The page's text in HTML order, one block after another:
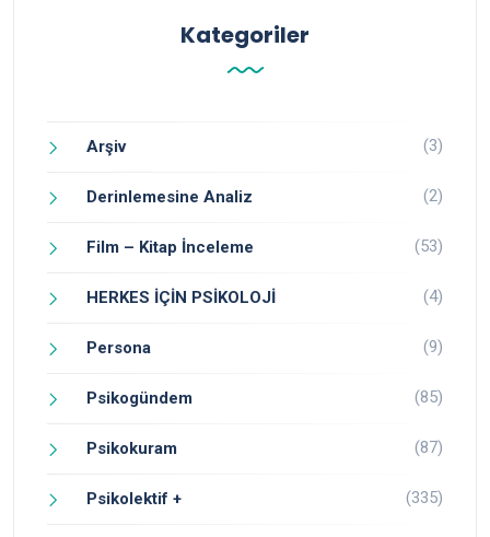
Kategoriler
Arşiv (3)
Derinlemesine Analiz (2)
Film – Kitap İnceleme (53)
HERKES İÇİN PSİKOLOJİ (4)
Persona (9)
Psikogündem (85)
Psikokuram (87)
Psikolektif + (335)